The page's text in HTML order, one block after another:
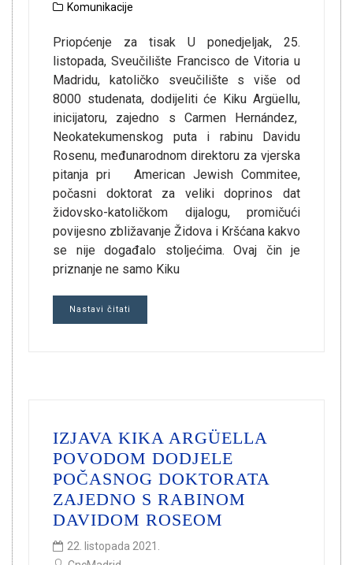
Komunikacije
Priopćenje za tisak U ponedjeljak, 25.
listopada, Sveučilište Francisco de Vitoria u
Madridu, katoličko sveučilište s više od
8000 studenata, dodijeliti će Kiku Argüellu,
inicijatoru, zajedno s Carmen Hernández,
Neokatekumenskog puta i rabinu Davidu
Rosenu, međunarodnom direktoru za vjerska
pitanja pri American Jewish Commitee,
počasni doktorat za veliki doprinos dat
židovsko-katoličkom dijalogu, promičući
povijesno zbližavanje Židova i Kršćana kakvo
se nije događalo stoljećima. Ovaj čin je
priznanje ne samo Kiku
Nastavi čitati
IZJAVA KIKA ARGÜELLA
POVODOM DODJELE
POČASNOG DOKTORATA
ZAJEDNO S RABINOM
DAVIDOM ROSEOM
22. listopada 2021.